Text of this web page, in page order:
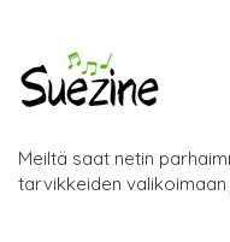
Meiltä saat netin
tarvikkeiden